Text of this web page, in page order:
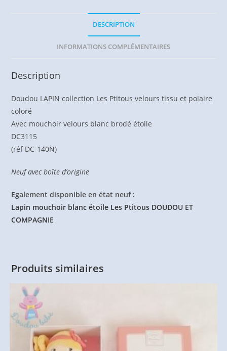
DESCRIPTION
INFORMATIONS COMPLÉMENTAIRES
Description
Doudou LAPIN collection Les Ptitous velours tissu et polaire
coloré
Avec mouchoir velours blanc brodé étoile
DC3115
(réf DC-140N)
Neuf avec boîte d’origine
Egalement disponible en état neuf :
Lapin mouchoir blanc étoile Les Ptitous DOUDOU ET
COMPAGNIE
Produits similaires